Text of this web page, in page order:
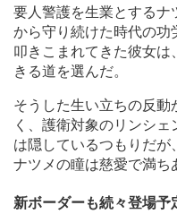
要人警護を生業とする
から守り続けた時代の
叩きこまれてきた彼女
きる道を選んだ。
そうした生い立ちの反
く、護衛対象のリンシ
は隠しているつもりだ
ナツメの瞳は慈愛で満ち
新ボーダーも続々登場